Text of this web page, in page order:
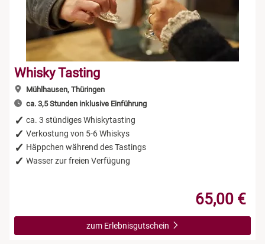
Whisky Tasting
Mühlhausen, Thüringen
ca. 3,5 Stunden inklusive Einführung
ca. 3 stündiges Whiskytasting
Verkostung von 5-6 Whiskys
Häppchen während des Tastings
Wasser zur freien Verfügung
65,00 €
zum Erlebnisgutschein